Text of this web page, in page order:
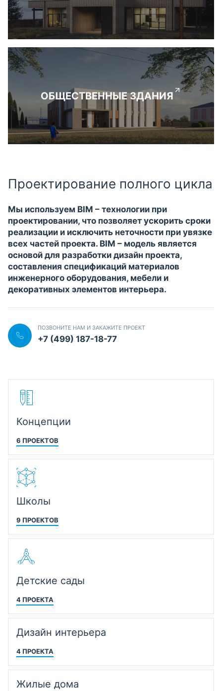
ОБЩЕСТВЕННЫЕ ЗДАНИЯ
Проектирование полного цикла
Мы используем BIM – технологии при
проектировании, что позволяет ускорить сроки
реализации и исключить неточности при увязке
всех частей проекта. BIM – модель является
основой для разработки дизайн проекта,
составления спецификаций материалов
инженерного оборудования, мебели и
декоративных элементов интерьера.
ПОЗВОНИТЕ НАМ И ЗАКАЖИТЕ ПРОЕКТ
+7 (499) 187-18-77
Концепции
6 ПРОЕКТОВ
Школы
9 ПРОЕКТОВ
Детские сады
4 ПРОЕКТА
Дизайн интерьера
4 ПРОЕКТА
Жилые дома